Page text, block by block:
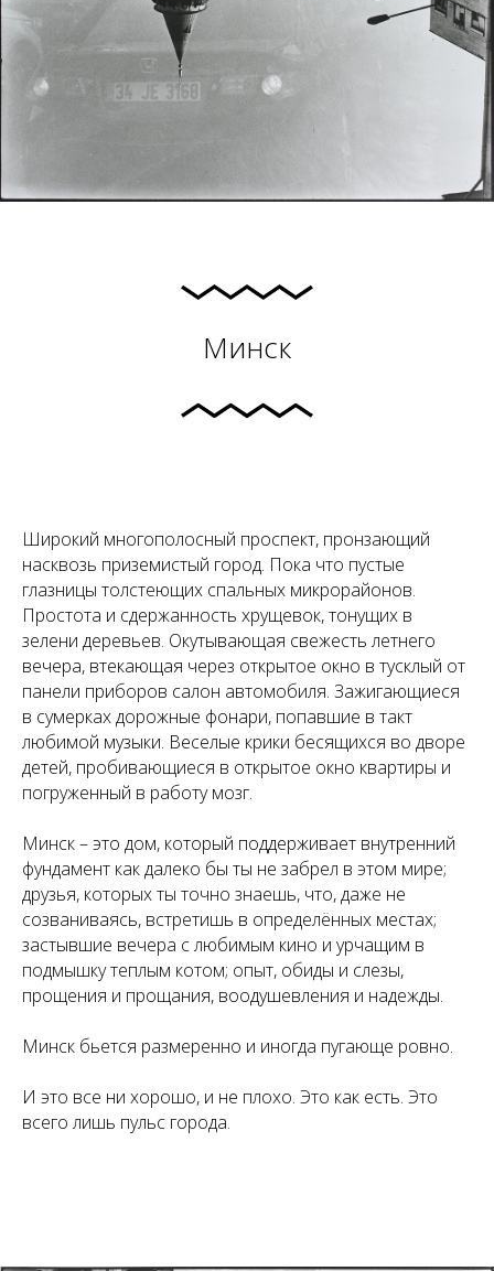
Минск
Широкий многополосный проспект, пронзающий
насквозь приземистый город. Пока что пустые
глазницы толстеющих спальных микрорайонов.
Простота и сдержанность хрущевок, тонущих в
зелени деревьев. Окутывающая свежесть летнего
вечера, втекающая через открытое окно в тусклый от
панели приборов салон автомобиля. Зажигающиеся
в сумерках дорожные фонари, попавшие в такт
любимой музыки. Веселые крики бесящихся во дворе
детей, пробивающиеся в открытое окно квартиры и
погруженный в работу мозг.
Минск – это дом, который поддерживает внутренний
фундамент как далеко бы ты не забрел в этом мире;
друзья, которых ты точно знаешь, что, даже не
созваниваясь, встретишь в определённых местах;
застывшие вечера с любимым кино и урчащим в
подмышку теплым котом; опыт, обиды и слезы,
прощения и прощания, воодушевления и надежды.
Минск бьется размеренно и иногда пугающе ровно.
И это все ни хорошо, и не плохо. Это как есть. Это
всего лишь пульс города.